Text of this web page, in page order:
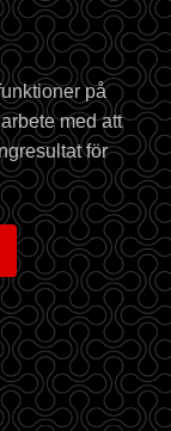
på
med att
för